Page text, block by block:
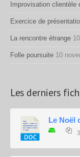
Improvisation clientèle
Exercice de
La rencontre étrange
Folle poursuite 10
Les derniers
Le Noël